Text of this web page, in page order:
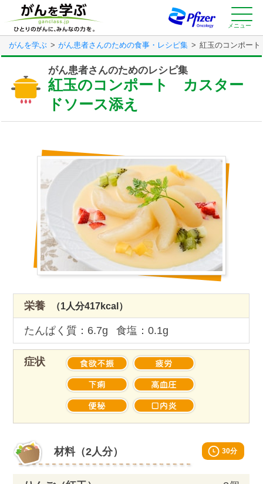
main
content
メニュー
がんを学ぶ がん患者さんのための食事・レシピ集 紅玉のコンポー
がん患者さんのためのレシピ集
紅玉のコンポート カスター
ドソース添え
栄養 （1人分417kcal）
たんぱく質：6.7g 食塩：0.1g
症状
Material
材料（2人分）
30分